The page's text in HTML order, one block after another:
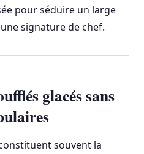
pour séduire un large
signature de chef.
glacés sans
souvent la